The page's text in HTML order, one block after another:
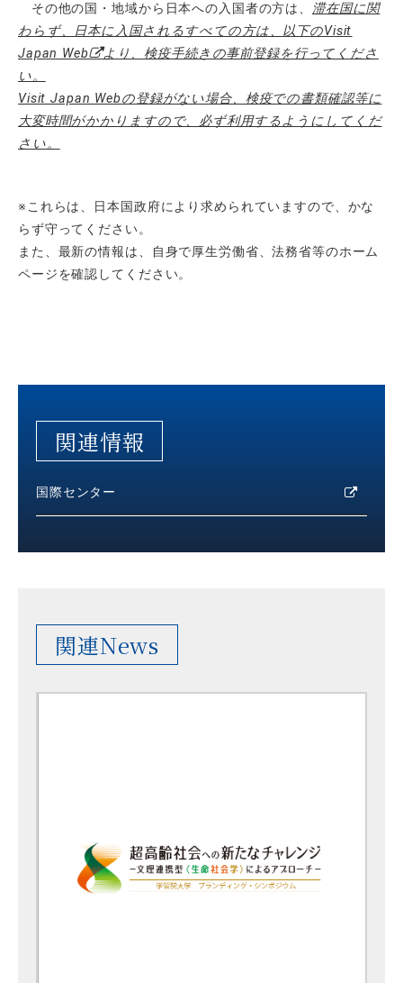
その他の国・地域から日本への入国者の方は、 滞在国に関
わらず、日本に入国されるすべての方は、以下のVisit
Japan Web
より、検疫手続きの事前登録を行ってくださ
い。
Visit Japan Webの登録がない場合、検疫での書類確認等に
大変時間がかかりますので、必ず利用するようにしてくだ
さい。
※これらは、日本国政府により求められていますので、かな
らず守ってください。
また、最新の情報は、自身で厚生労働省、法務省等のホーム
ページを確認してください。
関連情報
国際センター
関連News